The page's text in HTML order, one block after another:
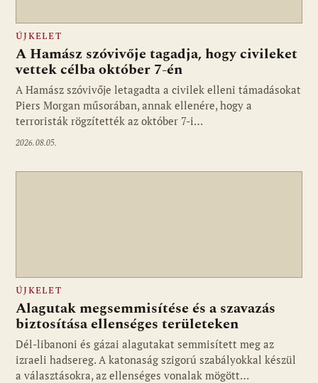
ÚJKELET
A Hamász szóvivője tagadja, hogy civileket
vettek célba október 7-én
A Hamász szóvivője letagadta a civilek elleni támadásokat
Piers Morgan műsorában, annak ellenére, hogy a
terroristák rögzítették az október 7-i…
2026.08.05.
ÚJKELET
Alagutak megsemmisítése és a szavazás
biztosítása ellenséges területeken
Dél-libanoni és gázai alagutakat semmisített meg az
izraeli hadsereg. A katonaság szigorú szabályokkal készül
a választásokra, az ellenséges vonalak mögött…